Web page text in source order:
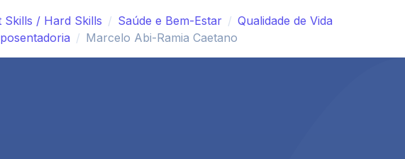
Skills / Hard Skills Saúde e Bem-Estar
Qualidade de Vida
Marcelo Abi-Ramia Caetano